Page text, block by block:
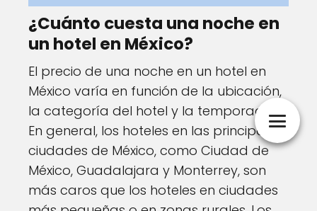
¿Cuánto cuesta una noche en
un hotel en México?
El precio de una noche en un hotel en
México varía en función de la ubicación,
la categoría del hotel y la temporada.
En general, los hoteles en las principales
ciudades de México, como Ciudad de
México, Guadalajara y Monterrey, son
más caros que los hoteles en ciudades